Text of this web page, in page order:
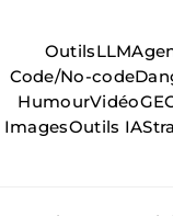
OutilsLLM
Code/No-code
HumourVidéo
ImagesOutils IA